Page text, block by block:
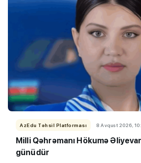
AzEdu Təhsil Platforması 8 Avqust 2026,
Milli Qəhrəmanı Hökumə
günüdür